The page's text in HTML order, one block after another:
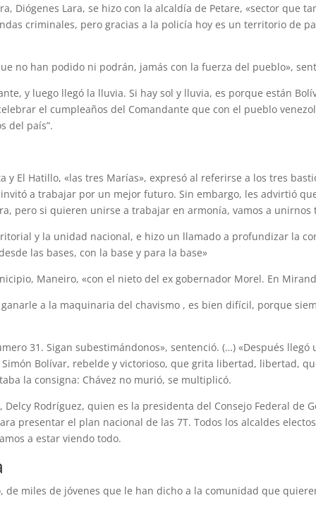
Diógenes Lara, se hizo con la alcaldía de Petare, «sector que
criminales, pero gracias a la policía hoy es un territorio de
no han podido ni podrán, jamás con la fuerza del pueblo»,
y luego llegó la lluvia. Si hay sol y lluvia, es porque están
el cumpleaños del Comandante que con el pueblo
del país”.
y El Hatillo, «las tres Marías», expresó al referirse a los tres
a trabajar por un mejor futuro. Sin embargo, les advirtió
pero si quieren unirse a trabajar en armonía, vamos a unirnos
y la unidad nacional, e hizo un llamado a profundizar la
las bases, con la base y para la base»
Maneiro, «con el nieto del ex gobernador Morel. En
a la maquinaria del chavismo , es bien difícil, porque
31. Sigan subestimándonos», sentenció. (…) «Después
Bolívar, rebelde y victorioso, que grita libertad, libertad,
la consigna: Chávez no murió, se multiplicó.
Rodríguez, quien es la presidenta del Consejo Federal de
presentar el plan nacional de las 7T. Todos los alcaldes
a estar viendo todo.
de miles de jóvenes que le han dicho a la comunidad que